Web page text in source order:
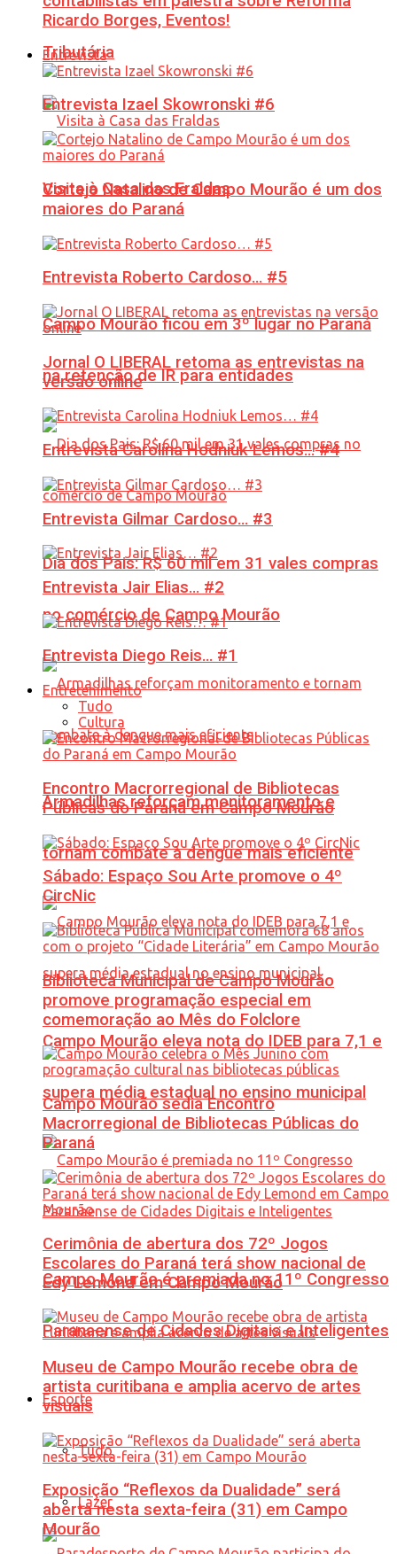
Tributária
Visita à Casa das Fraldas
Campo Mourão ficou em 3º lugar no Paraná
na retenção de IR para entidades
Dia dos Pais: R$ 60 mil em 31 vales compras
no comércio de Campo Mourão
Armadilhas reforçam monitoramento e
tornam combate à dengue mais eficiente
Campo Mourão eleva nota do IDEB para 7,1 e
supera média estadual no ensino municipal
Campo Mourão é premiada no 11º Congresso
Paranaense de Cidades Digitais e Inteligentes
Esporte
Tudo
Lazer
Ricardo Borges, Eventos!
Entrevista
Entrevista Izael Skowronski #6
Cortejo Natalino de Campo Mourão é um dos
maiores do Paraná
Entrevista Roberto Cardoso… #5
Jornal O LIBERAL retoma as entrevistas na
versão online
Entrevista Carolina Hodniuk Lemos… #4
Entrevista Gilmar Cardoso… #3
Entrevista Jair Elias… #2
Entrevista Diego Reis… #1
Entretenimento
Tudo
Cultura
Encontro Macrorregional de Bibliotecas
Públicas do Paraná em Campo Mourão
Sábado: Espaço Sou Arte promove o 4º
CircNic
Biblioteca Municipal de Campo Mourão
promove programação especial em
comemoração ao Mês do Folclore
Campo Mourão sedia Encontro
Macrorregional de Bibliotecas Públicas do
Paraná
Cerimônia de abertura dos 72º Jogos
Escolares do Paraná terá show nacional de
Edy Lemond em Campo Mourão
Museu de Campo Mourão recebe obra de
artista curitibana e amplia acervo de artes
visuais
Exposição “Reflexos da Dualidade” será
aberta nesta sexta-feira (31) em Campo
Mourão